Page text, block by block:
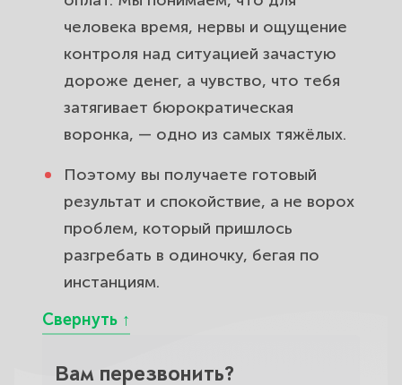
человека время, нервы и ощущение
контроля над ситуацией зачастую
дороже денег, а чувство, что тебя
затягивает бюрократическая
воронка, — одно из самых тяжёлых.
Поэтому вы получаете готовый
результат и спокойствие, а не ворох
проблем, который пришлось
разгребать в одиночку, бегая по
инстанциям.
Вам перезвонить?